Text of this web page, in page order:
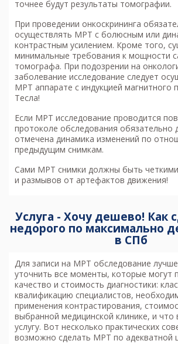
точнее будут результаты томографии.
При проведении онкоскрининга
осуществлять МРТ с болюсным или
контрастным усилением. Кроме того,
минимальные требования к мощности
томографа. При подозрении на
заболевание исследование следует
МРТ аппарате с индукцией магнитного
Тесла!
Если МРТ исследование проводится
протоколе обследования обязательно
отмечена динамика изменений по
предыдущим снимкам.
Сами МРТ снимки должны быть четкими
и размывов от артефактов движения!
Услуга - Хочу дешево! Как
недорого по максимально
в СПб
Для записи на МРТ обследование
уточнить все моменты, которые могут
качество и стоимость диагностики:
квалификацию специалистов,
применения контрастирования,
выбранной медицинской клинике, и что
услугу. Вот несколько практических
возможно сделать МРТ по адекватной